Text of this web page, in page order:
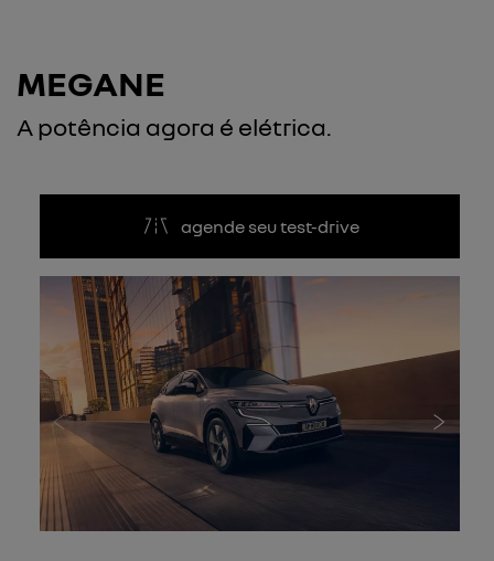
MEGANE
A potência agora é elétrica.
agende seu test-drive
Anterior